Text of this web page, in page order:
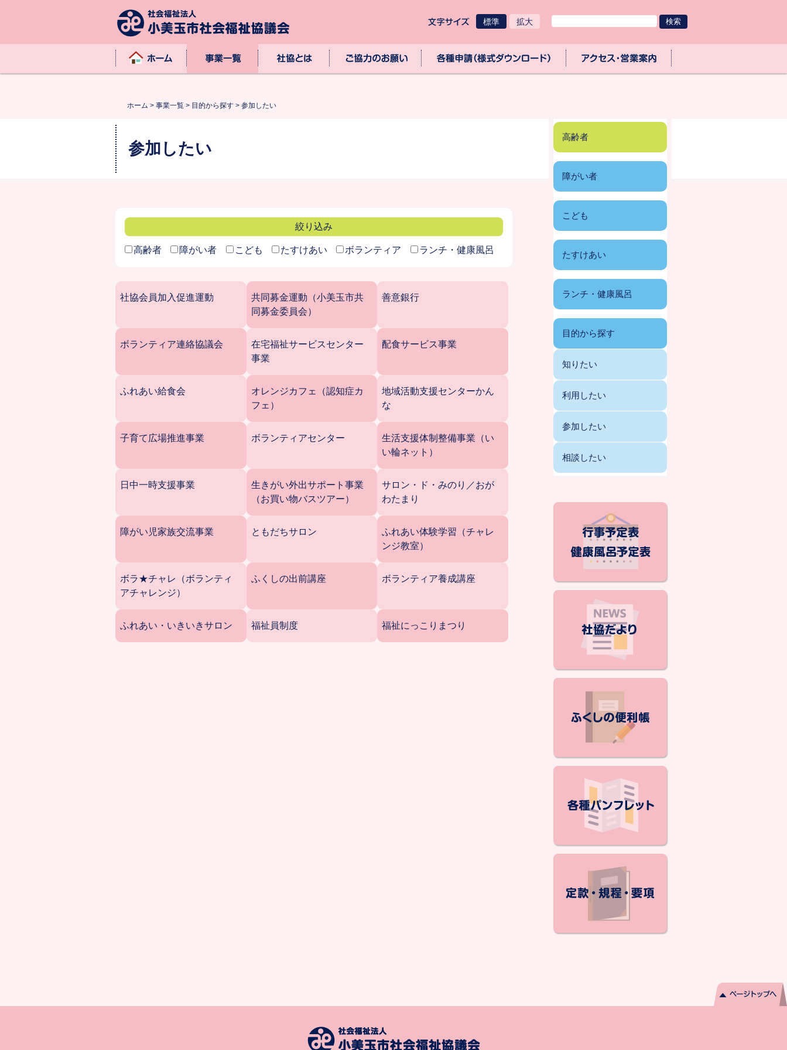
標準 拡大
ホーム 事業一覧 社協とは ご協力のお願い 各種申請（様式ダウンロード） アクセス・業務取扱時間
ホーム > 事業一覧 > 目的から探す > 参加したい
参加したい
絞り込み
高齢者 障がい者 こども たすけあい ボランティア ランチ・健康風呂
社協会員加入促進運動
共同募金運動（小美玉市共
同募金委員会）
善意銀行
ボランティア連絡協議会
在宅福祉サービスセンター
事業
配食サービス事業
ふれあい給食会
オレンジカフェ（認知症カ
フェ）
地域活動支援センターかん
な
子育て広場推進事業 ボランティアセンター
生活支援体制整備事業（い
い輪ネット）
日中一時支援事業
生きがい外出サポート事業
（お買い物バスツアー）
サロン・ド・みのり／おが
わたまり
障がい児家族交流事業 ともだちサロン
ふれあい体験学習（チャレ
ンジ教室）
ボラ★チャレ（ボランティ
アチャレンジ）
ふくしの出前講座 ボランティア養成講座
ふれあい・いきいきサロン 福祉員制度 福祉にっこりまつり
高齢者
障がい者
こども
たすけあい
ランチ・健康風呂
目的から探す
知りたい
利用したい
参加したい
相談したい